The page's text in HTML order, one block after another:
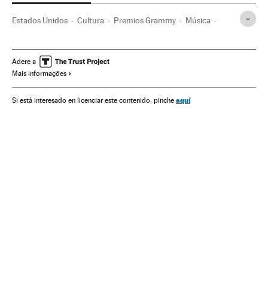
Estados Unidos Cultura Premios Grammy Música
Agenda cultural Agenda
Adere a
Mais informações
Si está interesado en licenciar este contenido, pinche aquí